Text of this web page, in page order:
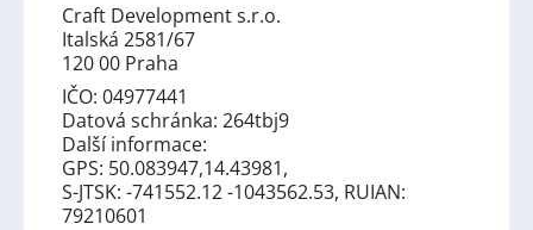
Craft Development s.r.o.
Italská 2581/67
120 00 Praha
IČO: 04977441
Datová schránka: 264tbj9
Další informace:
GPS: 50.083947,14.43981,
S-JTSK: -741552.12 -1043562.53, RUIAN:
79210601